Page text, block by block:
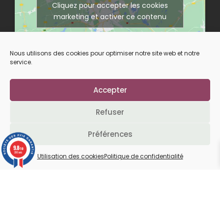
Nous utilisons des cookies pour optimiser notre site web et notre
service.
Accepter
Refuser
Préférences
Utilisation des cookiesPolitique de confidentialité
Cliquez pour accepter les cookies
marketing et activer ce contenu
Suivez-nous sur nos réseaux
L’abus d’alcool est dangereux pour la santé.
À consommer avec modération.
9.8/10
200 avis